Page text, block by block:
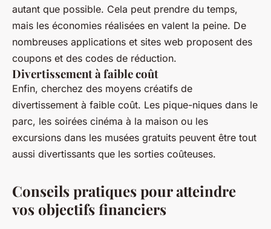
autant que possible. Cela peut prendre du temps,
mais les économies réalisées en valent la peine. De
nombreuses applications et sites web proposent des
coupons et des codes de réduction.
Divertissement à faible coût
Enfin, cherchez des moyens créatifs de
divertissement à faible coût. Les pique-niques dans le
parc, les soirées cinéma à la maison ou les
excursions dans les musées gratuits peuvent être tout
aussi divertissants que les sorties coûteuses.
Conseils pratiques pour atteindre
vos objectifs financiers